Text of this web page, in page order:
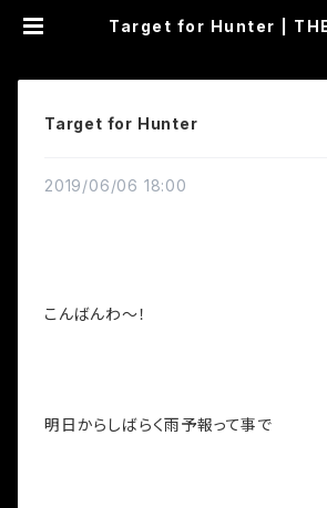
Target for Hunter |
Target for Hunter
2019/06/06 18:00
こんばんわ～！
明日からしばらく雨予報って事で